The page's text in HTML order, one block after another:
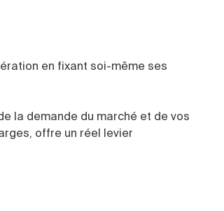
en fixant soi-même ses
la demande du marché et de vos
offre un réel levier